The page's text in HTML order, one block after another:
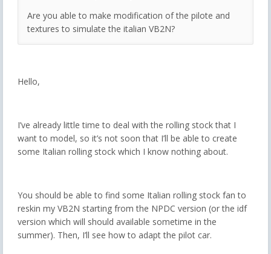
Are you able to make modification of the pilote and
textures to simulate the italian VB2N?
Hello,
I’ve already little time to deal with the rolling stock that I
want to model, so it’s not soon that I’ll be able to create
some Italian rolling stock which I know nothing about.
You should be able to find some Italian rolling stock fan to
reskin my VB2N starting from the NPDC version (or the idf
version which will should available sometime in the
summer). Then, I’ll see how to adapt the pilot car.